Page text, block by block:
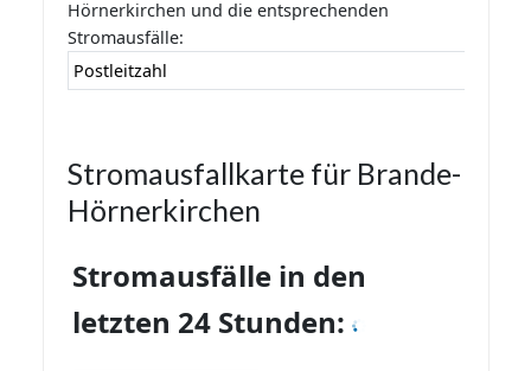
Hörnerkirchen und die entsprechenden
Stromausfälle:
Postleitzahl
Stromausfallkarte für Brande-
Hörnerkirchen
Stromausfälle in den
letzten 24 Stunden: